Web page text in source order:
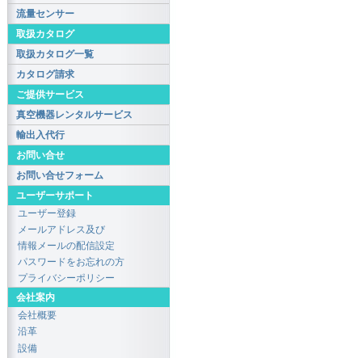
流量センサー
取扱カタログ
取扱カタログ一覧
カタログ請求
ご提供サービス
真空機器レンタルサービス
輸出入代行
お問い合せ
お問い合せフォーム
ユーザーサポート
ユーザー登録
メールアドレス及び
情報メールの配信設定
パスワードをお忘れの方
プライバシーポリシー
会社案内
会社概要
沿革
設備